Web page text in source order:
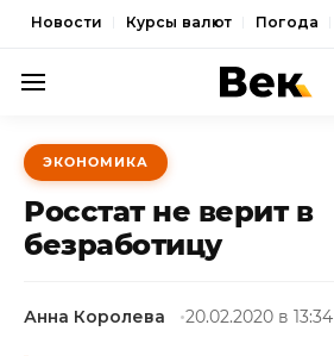
Новости Курсы валют Погода
ПОЛИТИКА
ЭКОНОМИКА
ОБЩЕСТВО
КУЛЬТУРА
ЭКОНОМИКА
Росстат не верит в
безработицу
Анна Королева 20.02.2020 в 13:34